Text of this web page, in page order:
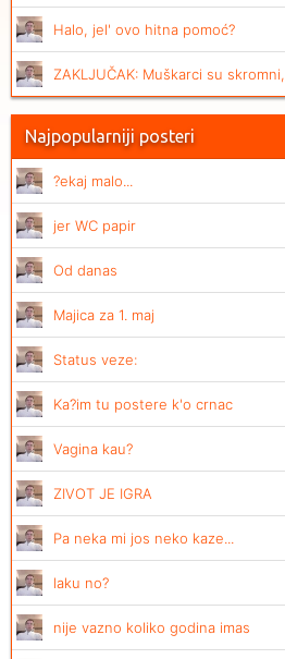
Halo, jel' ovo hitna pomoć?
ZAKLJUČAK: Muškarci su skromni,
Najpopularniji posteri
?ekaj malo...
jer WC papir
Od danas
Majica za 1. maj
Status veze:
Ka?im tu postere k'o crnac
Vagina kau?
ZIVOT JE IGRA
Pa neka mi jos neko kaze...
laku no?
nije vazno koliko godina imas